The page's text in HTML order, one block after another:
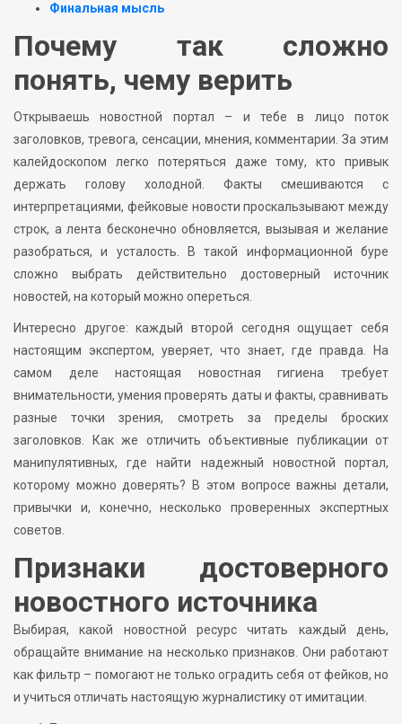
Финальная мысль
Почему так сложно
понять, чему верить
Открываешь новостной портал – и тебе в лицо поток
заголовков, тревога, сенсации, мнения, комментарии. За этим
калейдоскопом легко потеряться даже тому, кто привык
держать голову холодной. Факты смешиваются с
интерпретациями, фейковые новости проскальзывают между
строк, а лента бесконечно обновляется, вызывая и желание
разобраться, и усталость. В такой информационной буре
сложно выбрать действительно достоверный источник
новостей, на который можно опереться.
Интересно другое: каждый второй сегодня ощущает себя
настоящим экспертом, уверяет, что знает, где правда. На
самом деле настоящая новостная гигиена требует
внимательности, умения проверять даты и факты, сравнивать
разные точки зрения, смотреть за пределы броских
заголовков. Как же отличить объективные публикации от
манипулятивных, где найти надежный новостной портал,
которому можно доверять? В этом вопросе важны детали,
привычки и, конечно, несколько проверенных экспертных
советов.
Признаки достоверного
новостного источника
Выбирая, какой новостной ресурс читать каждый день,
обращайте внимание на несколько признаков. Они работают
как фильтр – помогают не только оградить себя от фейков, но
и учиться отличать настоящую журналистику от имитации.